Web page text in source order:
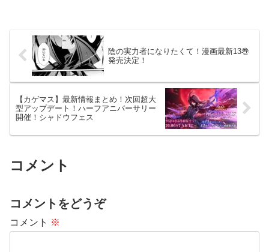
陰の実力者になりたくて！漫画最新13巻
発売決定！
【カゲマス】最新情報まとめ！次回超大
型アップデート！ハーフアニバーサリー
開催！シャドウフェス
コメント
コメントをどうぞ
コメント ※